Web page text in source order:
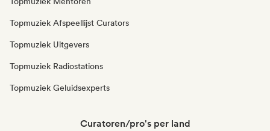
Topmuziek Afspeellijst Curators
Topmuziek Uitgevers
Topmuziek Radiostations
Topmuziek Geluidsexperts
Curatoren/pro's per land